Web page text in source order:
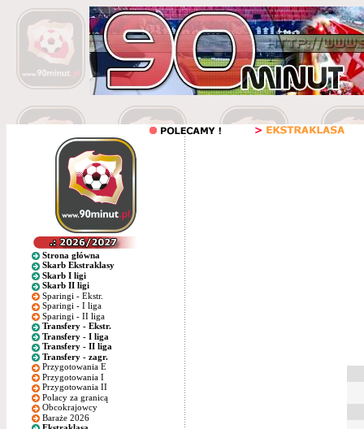
Strona główna
Skarb Ekstraklasy
Skarb I ligi
Skarb II ligi
Sparingi - Ekstr.
Sparingi - I liga
Sparingi - II liga
Transfery - Ekstr.
Transfery - I liga
Transfery - II liga
Transfery - zagr.
Przygotowania E
Przygotowania I
Przygotowania II
Polacy za granicą
Obcokrajowcy
Baraże 2026